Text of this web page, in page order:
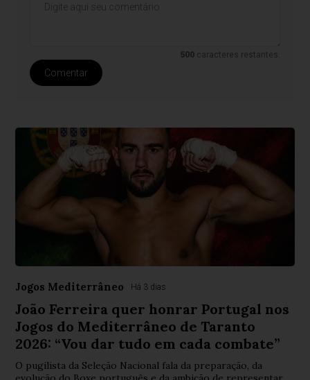
500 caracteres restantes.
Comentar
Jogos Mediterrâneo Há 3 dias
João Ferreira quer honrar Portugal nos
Jogos do Mediterrâneo de Taranto
2026: “Vou dar tudo em cada combate”
O pugilista da Seleção Nacional fala da preparação, da